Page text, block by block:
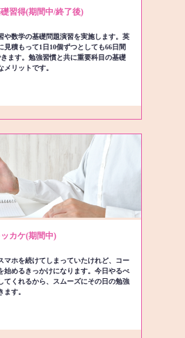
習得(期間中/終了後)
や数学の基礎問題演習を実施します。英
見積もって1日10個ずつとしても66日間
ます。勉強習慣と共に重要科目の基礎
メリットです。
カケ(期間中)
マホを続けてしまっていたけれど、コー
始めるきっかけになります。今日やるべ
てくれるから、スムーズにその日の勉強
す。